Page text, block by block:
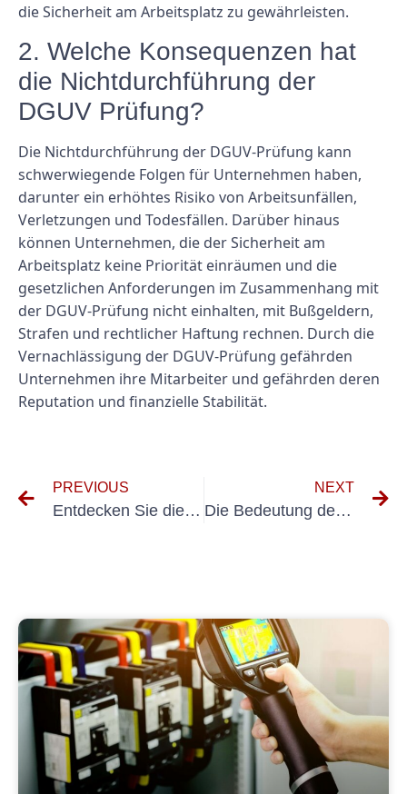
die Sicherheit am Arbeitsplatz zu gewährleisten.
2. Welche Konsequenzen hat
die Nichtdurchführung der
DGUV Prüfung?
Die Nichtdurchführung der DGUV-Prüfung kann
schwerwiegende Folgen für Unternehmen haben,
darunter ein erhöhtes Risiko von Arbeitsunfällen,
Verletzungen und Todesfällen. Darüber hinaus
können Unternehmen, die der Sicherheit am
Arbeitsplatz keine Priorität einräumen und die
gesetzlichen Anforderungen im Zusammenhang mit
der DGUV-Prüfung nicht einhalten, mit Bußgeldern,
Strafen und rechtlicher Haftung rechnen. Durch die
Vernachlässigung der DGUV-Prüfung gefährden
Unternehmen ihre Mitarbeiter und gefährden deren
Reputation und finanzielle Stabilität.
PREVIOUS
Entdecken Sie die Vorteile von E-Check im Eisenbahnbau
NEXT
Die Bedeutung der DGUV V3-Prüfung für Tiefbau-Baustellen